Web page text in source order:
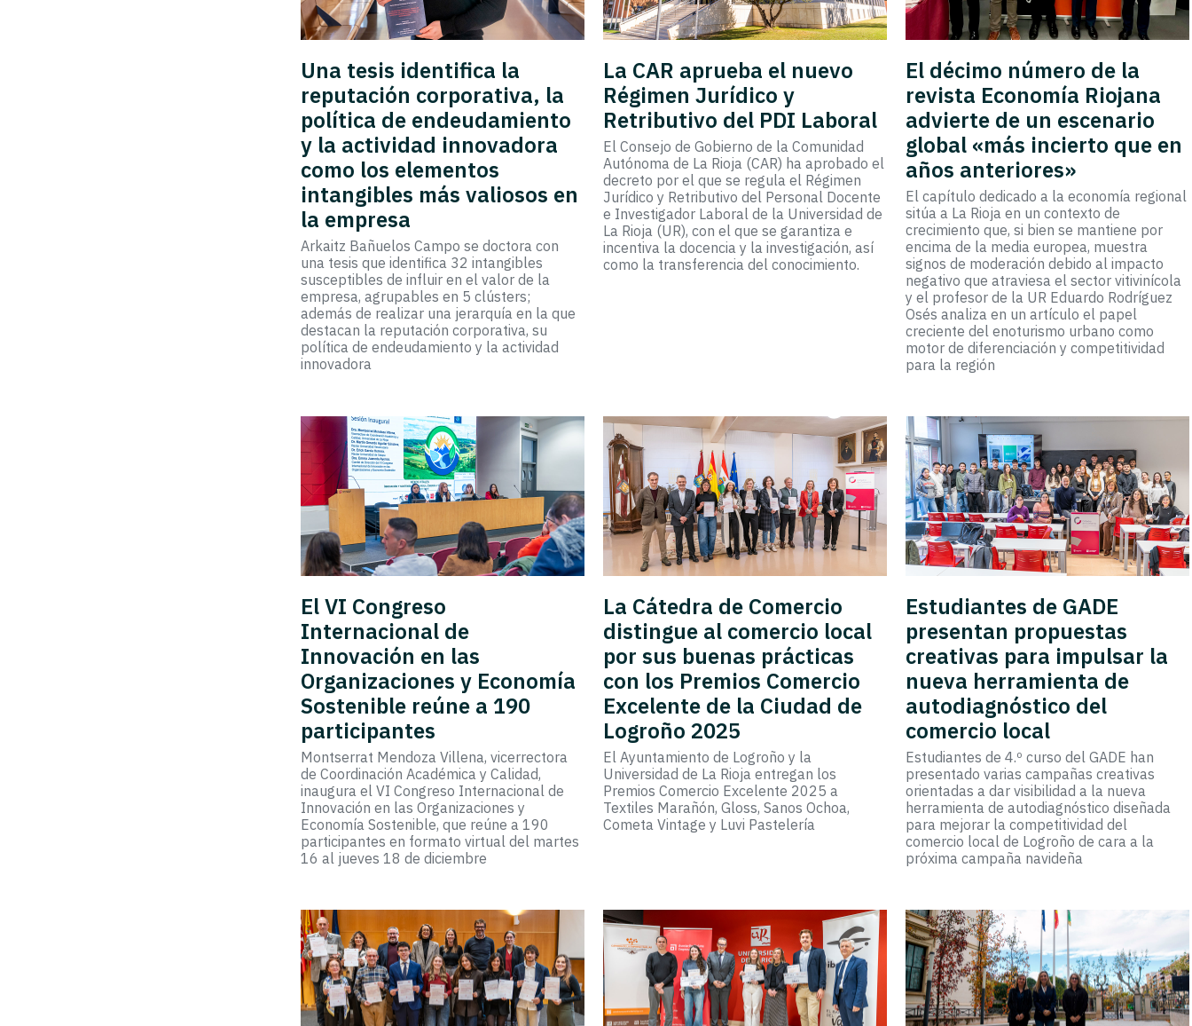
Una tesis identifica la
reputación corporativa, la
política de endeudamiento
y la actividad innovadora
como los elementos
intangibles más valiosos en
la empresa
Arkaitz Bañuelos Campo se doctora con
una tesis que identifica 32 intangibles
susceptibles de influir en el valor de la
empresa, agrupables en 5 clústers;
además de realizar una jerarquía en la que
destacan la reputación corporativa, su
política de endeudamiento y la actividad
innovadora
La CAR aprueba el nuevo
Régimen Jurídico y
Retributivo del PDI Laboral
El Consejo de Gobierno de la Comunidad
Autónoma de La Rioja (CAR) ha aprobado el
decreto por el que se regula el Régimen
Jurídico y Retributivo del Personal Docente
e Investigador Laboral de la Universidad de
La Rioja (UR), con el que se garantiza e
incentiva la docencia y la investigación, así
como la transferencia del conocimiento.
El décimo número de la
revista Economía Riojana
advierte de un escenario
global «más incierto que en
años anteriores»
El capítulo dedicado a la economía regional
sitúa a La Rioja en un contexto de
crecimiento que, si bien se mantiene por
encima de la media europea, muestra
signos de moderación debido al impacto
negativo que atraviesa el sector vitivinícola
y el profesor de la UR Eduardo Rodríguez
Osés analiza en un artículo el papel
creciente del enoturismo urbano como
motor de diferenciación y competitividad
para la región
El VI Congreso
Internacional de
Innovación en las
Organizaciones y Economía
Sostenible reúne a 190
participantes
Montserrat Mendoza Villena, vicerrectora
de Coordinación Académica y Calidad,
inaugura el VI Congreso Internacional de
Innovación en las Organizaciones y
Economía Sostenible, que reúne a 190
participantes en formato virtual del martes
16 al jueves 18 de diciembre
La Cátedra de Comercio
distingue al comercio local
por sus buenas prácticas
con los Premios Comercio
Excelente de la Ciudad de
Logroño 2025
El Ayuntamiento de Logroño y la
Universidad de La Rioja entregan los
Premios Comercio Excelente 2025 a
Textiles Marañón, Gloss, Sanos Ochoa,
Cometa Vintage y Luvi Pastelería
Estudiantes de GADE
presentan propuestas
creativas para impulsar la
nueva herramienta de
autodiagnóstico del
comercio local
Estudiantes de 4.º curso del GADE han
presentado varias campañas creativas
orientadas a dar visibilidad a la nueva
herramienta de autodiagnóstico diseñada
para mejorar la competitividad del
comercio local de Logroño de cara a la
próxima campaña navideña